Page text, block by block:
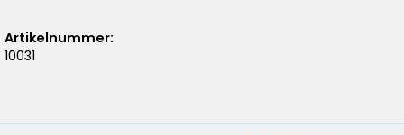
Artikelnummer:
10031